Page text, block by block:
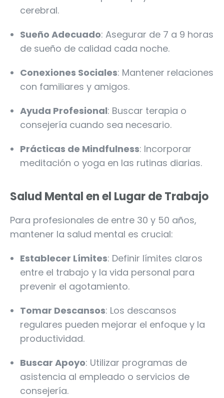
cerebral.
Sueño Adecuado: Asegurar de 7 a 9 horas
de sueño de calidad cada noche.
Conexiones Sociales: Mantener relaciones
con familiares y amigos.
Ayuda Profesional: Buscar terapia o
consejería cuando sea necesario.
Prácticas de Mindfulness: Incorporar
meditación o yoga en las rutinas diarias.
Salud Mental en el Lugar de Trabajo
Para profesionales de entre 30 y 50 años,
mantener la salud mental es crucial:
Establecer Límites: Definir límites claros
entre el trabajo y la vida personal para
prevenir el agotamiento.
Tomar Descansos: Los descansos
regulares pueden mejorar el enfoque y la
productividad.
Buscar Apoyo: Utilizar programas de
asistencia al empleado o servicios de
consejería.